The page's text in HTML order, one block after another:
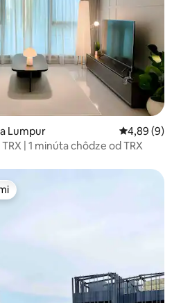
Lumpur Priemerné
4,89 (9)
| 1 minúta chôdze od TRX